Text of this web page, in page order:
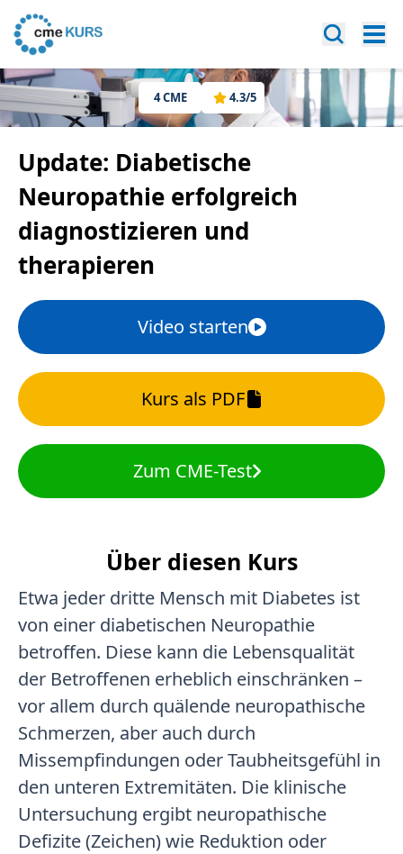
4CME 4.3/5
Update: Diabetische
Neuropathie erfolgreich
diagnostizieren und
therapieren
Video starten
Kurs als PDF
Zum CME-Test
Über diesen Kurs
Etwa jeder dritte Mensch mit Diabetes ist
von einer diabetischen Neuropathie
betroffen. Diese kann die Lebensqualität
der Betroffenen erheblich einschränken –
vor allem durch quälende neuropathische
Schmerzen, aber auch durch
Missempfindungen oder Taubheitsgefühl in
den unteren Extremitäten. Die klinische
Untersuchung ergibt neuropathische
Defizite (Zeichen) wie Reduktion oder